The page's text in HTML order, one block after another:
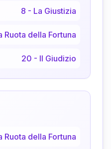
8 - La Giustizia
Ruota della Fortuna
20 - Il Giudizio
Ruota della Fortuna